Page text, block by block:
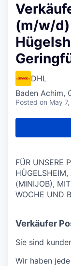
(m/w/
DHL
Baden Achim,
Posted on May
FÜR UNSERE
HÜGELSHEIM,
(MINIJOB),
WOCHE UND
Verkäufer
Sie sind
Wir haben